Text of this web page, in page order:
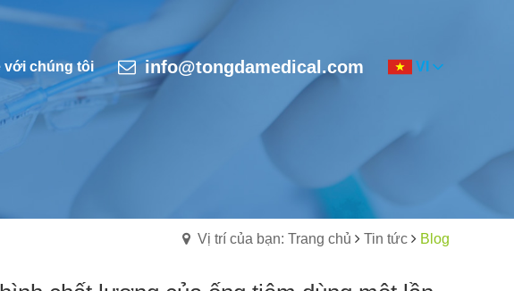
với chúng tôi info@tongdamedical.com VI
Vị trí của bạn: Trang chủ Tin tức Blog